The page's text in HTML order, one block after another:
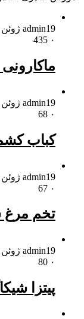
admin19 ژوئن , 2013
۰
admin19 ژوئن , 2013
۰
کباب
admin19 ژوئن , 2013
۰
تخم
admin19 ژوئن , 2013
۰
پیتزا